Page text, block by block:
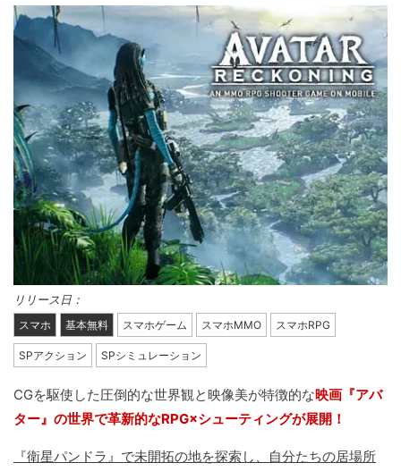
リリース日：
スマホ 基本無料 スマホゲーム スマホMMO スマホRPG
SPアクション SPシミュレーション
CGを駆使した圧倒的な世界観と映像美が特徴的な映画『アバ
ター』の世界で革新的なRPG×シューティングが展開！
『衛星パンドラ』で未開拓の地を探索し、自分たちの居場所